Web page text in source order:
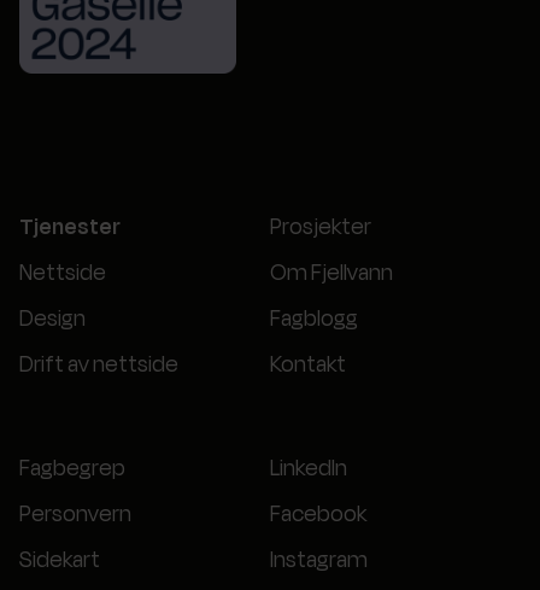
Tjenester
Nettside
Design
Drift av nettside
Prosjekter
Om Fjellvann
Fagblogg
Kontakt
Fagbegrep
Personvern
Sidekart
LinkedIn
Facebook
Instagram